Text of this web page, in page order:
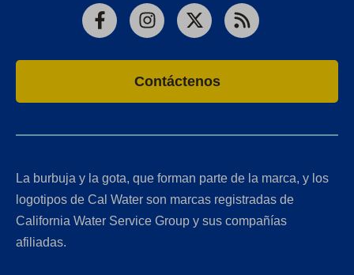
FacebookInstagram
X RSS
Contáctenos
La burbuja y la gota, que forman parte de la marca, y los
logotipos de Cal Water son marcas registradas de
California Water Service Group y sus compañías
afiliadas.